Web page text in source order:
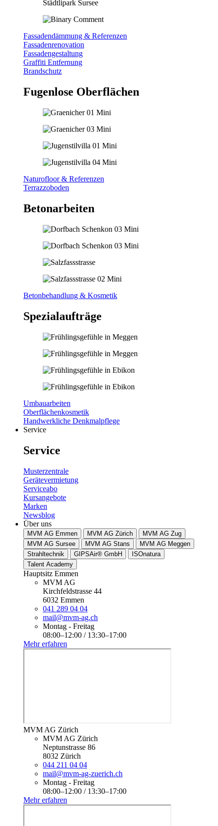
Fassadendämmung & Referenzen
Fassadenrenovation
Fassadengestaltung
Graffiti Entfernung
Brandschutz
Fugenlose Oberflächen
Naturofloor & Referenzen
Terrazzoboden
Betonarbeiten
Betonbehandlung & Kosmetik
Spezialaufträge
Umbauarbeiten
Oberflächenkosmetik
Handwerkliche Denkmalpflege
Service
Service
Musterzentrale
Gerätevermietung
Serviceabo
Kursangebote
Marken
Newsblog
Über uns
MVM AG Emmen MVM AG Zürich
MVM AG Zug
MVM AG Sursee
MVM AG Stans
MVM AG Meggen
Strahltechnik
GIPSAir® GmbH
ISOnatura
Talent Academy
Hauptsitz Emmen
MVM AG
Kirchfeldstrasse 44
6032 Emmen
041 289 04 04
mail@mvm-ag.ch
Montag - Freitag
08:00–12:00 / 13:30–17:00
Mehr erfahren
MVM AG Zürich
MVM AG Zürich
Neptunstrasse 86
8032 Zürich
044 211 04 04
mail@mvm-ag-zuerich.ch
Montag - Freitag
08:00–12:00 / 13:30–17:00
Mehr erfahren